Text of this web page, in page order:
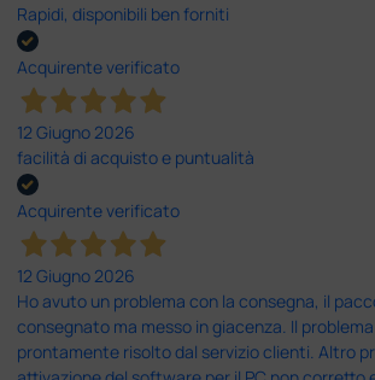
Rapidi, disponibili ben forniti
Acquirente verificato
12 Giugno 2026
facilità di acquisto e puntualità
Acquirente verificato
12 Giugno 2026
Ho avuto un problema con la consegna, il
consegnato ma messo in giacenza. Il
prontamente risolto dal servizio clienti. Altro